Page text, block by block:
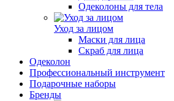
Одеколоны для тела
Уход за лицом
Маски для лица
Скраб для лица
Одеколон
Профессиональный инструмент
Подарочные наборы
Бренды